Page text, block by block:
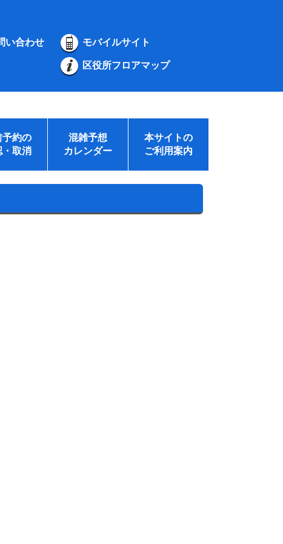
い合わせ モバイルサイト
区役所フロアマップ
予約の
・取消
混雑予想
カレンダー
本サイトの
ご利用案内